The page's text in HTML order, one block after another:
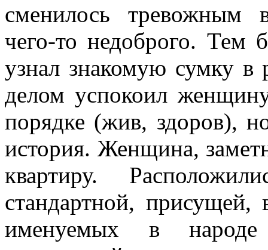
сменилось тревожным
чего-то недоброго. Тем
узнал знакомую сумку в
делом успокоил
порядке (жив, здоров),
история. Женщина,
квартиру.
стандартной, присущей,
именуемых в народе